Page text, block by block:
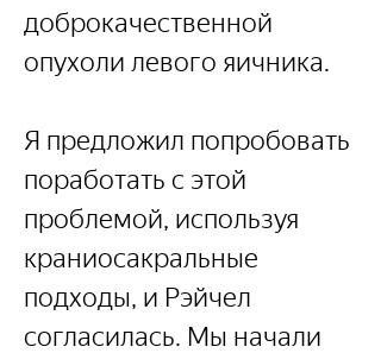
доброкачественной
опухоли левого яичника.
Я предложил попробовать
поработать с этой
проблемой, используя
краниосакральные
подходы, и Рэйчел
согласилась. Мы начали